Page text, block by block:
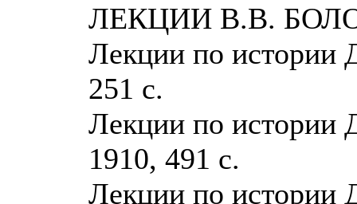
ЛЕКЦИИ В.В.
Лекции по истории
251 с.
Лекции по истории
1910, 491 с.
Лекции по